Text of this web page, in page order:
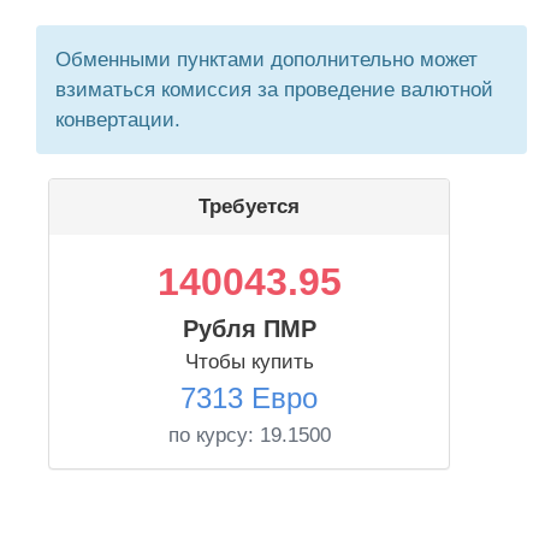
Обменными пунктами дополнительно может
взиматься комиссия за проведение валютной
конвертации.
Требуется
140043.95
Рубля ПМР
Чтобы купить
7313 Евро
по курсу: 19.1500